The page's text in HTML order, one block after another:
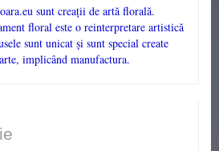
sunt creații de artă florală.
floral este o reinterpretare artistică
sunt unicat și sunt special create
implicând manufactura.